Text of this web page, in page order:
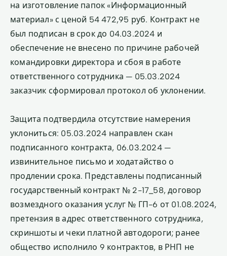
на изготовление папок «Информационный
материал» с ценой 54 472,95 руб. Контракт не
был подписан в срок до 04.03.2024 и
обеспечение не внесено по причине рабочей
командировки директора и сбоя в работе
ответственного сотрудника — 05.03.2024
заказчик сформировал протокол об уклонении.
Защита подтвердила отсутствие намерения
уклониться: 05.03.2024 направлен скан
подписанного контракта, 06.03.2024 —
извинительное письмо и ходатайство о
продлении срока. Представлены подписанный
государственный контракт № 2-17_58, договор
возмездного оказания услуг № ГП-6 от 01.08.2024,
претензия в адрес ответственного сотрудника,
скриншоты и чеки платной автодороги; ранее
общество исполнило 9 контрактов, в РНП не